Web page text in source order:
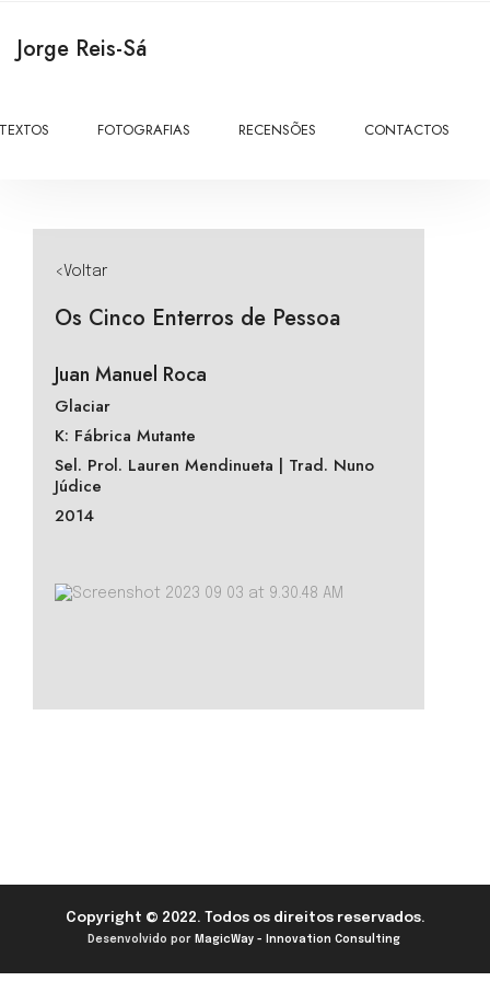
Jorge Reis-Sá
TEXTOS FOTOGRAFIAS RECENSÕES CONTACTOS
<Voltar
Os Cinco Enterros de Pessoa
Juan Manuel Roca
Glaciar
K: Fábrica Mutante
Sel. Prol. Lauren Mendinueta | Trad. Nuno
Júdice
2014
Copyright © 2022. Todos os direitos reservados.
Desenvolvido por MagicWay - Innovation Consulting